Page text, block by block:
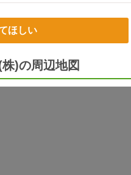
ほしい
)の周辺地図